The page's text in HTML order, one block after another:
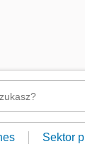
Sektor